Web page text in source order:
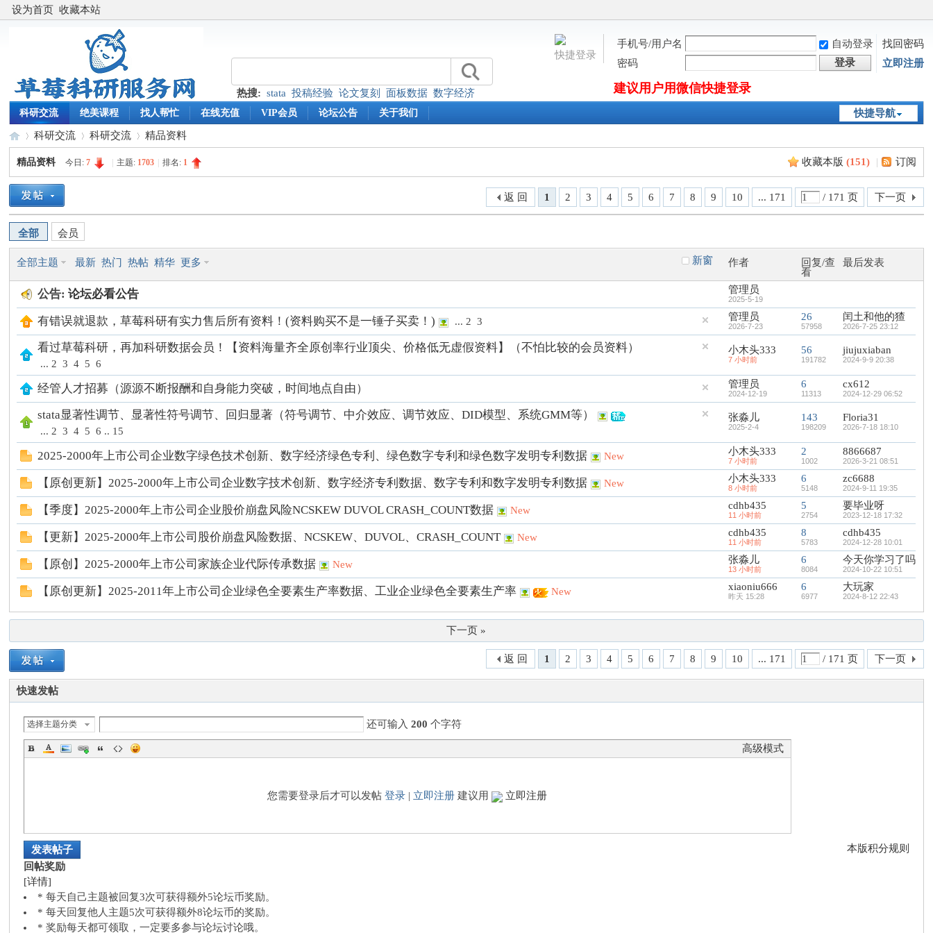
设为首页 收藏本站
热搜: stata 投稿经验 论文复刻 面板数据 数字经济
手机号/用户名 自动登录
找回密码
密码
登录 立即注册
建议用户用微信快捷登录
快捷登录
快捷导航
科研交流 绝美课程 找人帮忙 在线充值 VIP会员 论坛公告 关于我们
草
莓
科
研
»
科研交流 科研交流 精品资料
收藏本版 (151) | 订阅
精品资料 今日:7 主题: 1703 排名: 1
1 2 3 4 5 6 7 8 9 10 ... 171 / 171 页 下一页
返 回
全部 会员
新窗
全部主题 最新 热门 热帖 精华 更多 作者
回复/查
看
最后发表
公告:论坛必看公告 管理员
2025-5-19
有错误就退款，草莓科研有实力售后所有资料！(资料购买不是一锤子买卖！) ... 2 3 管理员
2026-7-23
26
57958
闰土和他的猹
2026-7-25 23:12
看过草莓科研，再加科研数据会员！【资料海量齐全原创率行业顶尖、价格低无虚假资料】（不怕比较的会员资料）
... 2 3 4 5 6
小木头333
7 小时前
56
191782
jiujuxiaban
2024-9-9 20:38
经管人才招募（源源不断报酬和自身能力突破，时间地点自由） 管理员
2024-12-19
6
11313
cx612
2024-12-29 06:52
stata显著性调节、显著性符号调节、回归显著（符号调节、中介效应、调节效应、DID模型、系统GMM等）
... 2 3 4 5 6 .. 15
张淼儿
2025-2-4
143
198209
Floria31
2026-7-18 18:10
2025-2000年上市公司企业数字绿色技术创新、数字经济绿色专利、绿色数字专利和绿色数字发明专利数据 New 小木头333
7 小时前
2
1002
8866687
2026-3-21 08:51
【原创更新】2025-2000年上市公司企业数字技术创新、数字经济专利数据、数字专利和数字发明专利数据 New 小木头333
8 小时前
6
5148
zc6688
2024-9-11 19:35
【季度】2025-2000年上市公司企业股价崩盘风险NCSKEW DUVOL CRASH_COUNT数据 New cdhb435
11 小时前
5
2754
要毕业呀
2023-12-18 17:32
【更新】2025-2000年上市公司股价崩盘风险数据、NCSKEW、DUVOL、CRASH_COUNT New cdhb435
11 小时前
8
5783
cdhb435
2024-12-28 10:01
【原创】2025-2000年上市公司家族企业代际传承数据 New 张淼儿
13 小时前
6
8084
今天你学习了吗
2024-10-22 10:51
【原创更新】2025-2011年上市公司企业绿色全要素生产率数据、工业企业绿色全要素生产率 New xiaoniu666
昨天 15:28
6
6977
大玩家
2024-8-12 22:43
下一页 »
1 2 3 4 5 6 7 8 9 10 ... 171 / 171 页 下一页
返 回
快速发帖
选择主题分类 还可输入200 个字符
高级模式
您需要登录后才可以发帖登录 | 立即注册 建议用 立即注册
本版积分规则
发表帖子
回帖奖励
[详情]
* 每天自己主题被回复3次可获得额外5论坛币奖励。
* 每天回复他人主题5次可获得额外8论坛币的奖励。
* 奖励每天都可领取，一定要多参与论坛讨论哦。